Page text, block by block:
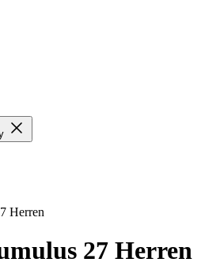
Herren
27 Herren